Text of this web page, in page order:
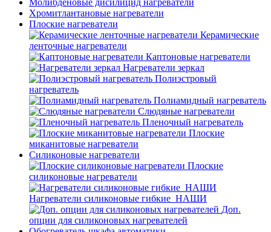
Молибденовые дисилицид нагреватели
Хромитлантановые нагреватели
Плоские нагреватели
Керамические
ленточные нагреватели
Каптоновые нагреватели
Нагреватели зеркал
Полиэстровый
нагреватель
Полиамидный нагреватель
Слюдяные нагреватели
Пленочный нагреватель
Плоские
миканитовые нагреватели
Силиконовые нагреватели
Плоские
силиконовые нагреватели
Нагреватели силиконовые гибкие_НАШИ
Доп.
опции для силиконовых нагревателей